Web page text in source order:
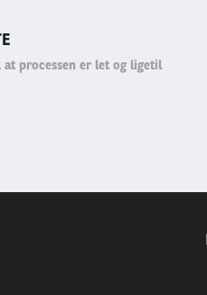
processen er let og ligetil